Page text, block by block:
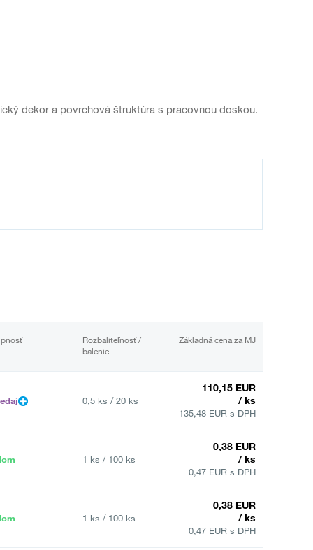
dekor a povrchová štruktúra s pracovnou doskou.
Rozbaliteľnosť /
balenie
Základná cena za MJ
0,5 ks / 20 ks
110,15 EUR
/ ks
135,48 EUR s DPH
1 ks / 100 ks
0,38 EUR
/ ks
0,47 EUR s DPH
1 ks / 100 ks
0,38 EUR
/ ks
0,47 EUR s DPH